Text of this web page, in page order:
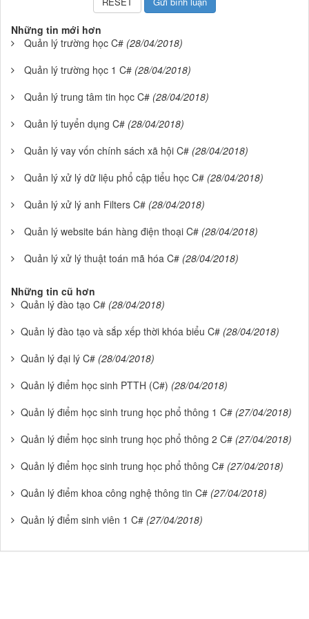
Những tin mới hơn
Quản lý trường học C# (28/04/2018)
Quản lý trường học 1 C# (28/04/2018)
Quản lý trung tâm tin học C# (28/04/2018)
Quản lý tuyển dụng C# (28/04/2018)
Quản lý vay vốn chính sách xã hội C# (28/04/2018)
Quản lý xử lý dữ liệu phổ cập tiểu học C# (28/04/2018)
Quản lý xử lý anh Filters C# (28/04/2018)
Quản lý website bán hàng điện thoại C# (28/04/2018)
Quản lý xử lý thuật toán mã hóa C# (28/04/2018)
Những tin cũ hơn
Quản lý đào tạo C# (28/04/2018)
Quản lý đào tạo và sắp xếp thời khóa biểu C# (28/04/2018)
Quản lý đại lý C# (28/04/2018)
Quản lý điểm học sinh PTTH (C#) (28/04/2018)
Quản lý điểm học sinh trung học phổ thông 1 C# (27/04/2018)
Quản lý điểm học sinh trung học phổ thông 2 C# (27/04/2018)
Quản lý điểm học sinh trung học phổ thông C# (27/04/2018)
Quản lý điểm khoa công nghệ thông tin C# (27/04/2018)
Quản lý điểm sinh viên 1 C# (27/04/2018)